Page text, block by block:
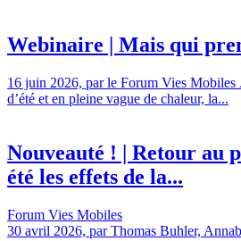
Webinaire | Mais qui
16 juin 2026, par le Forum Vies Mobiles
d’été et en pleine vague de chaleur, la...
Nouveauté ! | Retour au
été les effets de la...
Forum Vies Mobiles
30 avril 2026, par Thomas Buhler,